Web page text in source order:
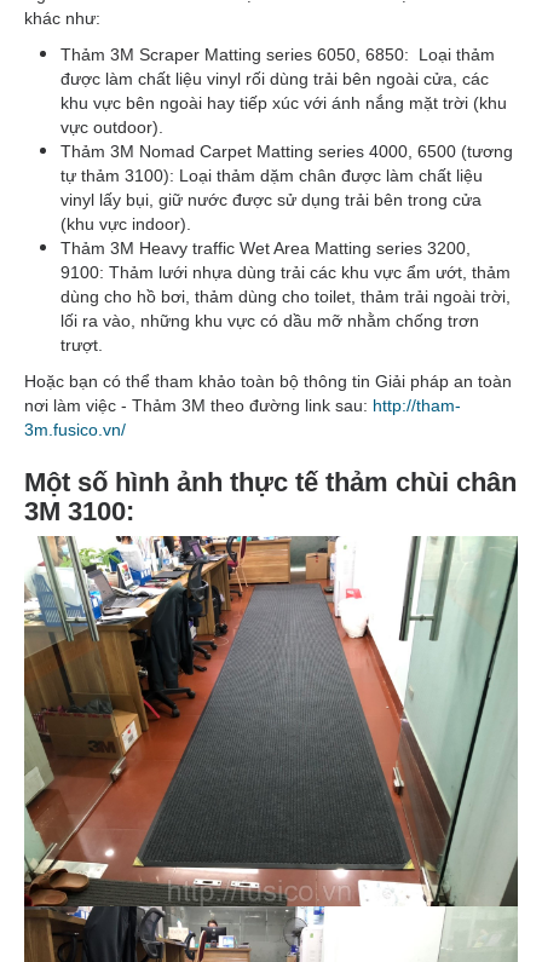
khác như:
Thảm 3M Scraper Matting series 6050, 6850: Loại thảm
được làm chất liệu vinyl rối dùng trải bên ngoài cửa, các
khu vực bên ngoài hay tiếp xúc với ánh nắng mặt trời (khu
vực outdoor).
Thảm 3M Nomad Carpet Matting series 4000, 6500 (tương
tự thảm 3100): Loại thảm dặm chân được làm chất liệu
vinyl lấy bụi, giữ nước được sử dụng trải bên trong cửa
(khu vực indoor).
Thảm 3M Heavy traffic Wet Area Matting series 3200,
9100: Thảm lưới nhựa dùng trải các khu vực ẩm ướt, thảm
dùng cho hồ bơi, thảm dùng cho toilet, thảm trải ngoài trời,
lối ra vào, những khu vực có dầu mỡ nhằm chống trơn
trượt.
Hoặc bạn có thể tham khảo toàn bộ thông tin Giải pháp an toàn
nơi làm việc - Thảm 3M theo đường link sau: http://tham-
3m.fusico.vn/
Một số hình ảnh thực tế thảm chùi chân
3M 3100: